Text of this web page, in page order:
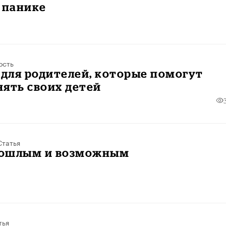
родителей, которые помогут
своих детей
и возможным